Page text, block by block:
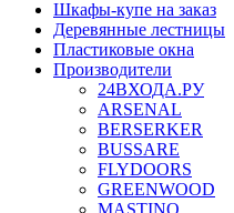
Шкафы-купе на заказ
Деревянные лестницы
Пластиковые окна
Производители
24ВХОДА.РУ
ARSENAL
BERSERKER
BUSSARE
FLYDOORS
GREENWOOD
MASTINO